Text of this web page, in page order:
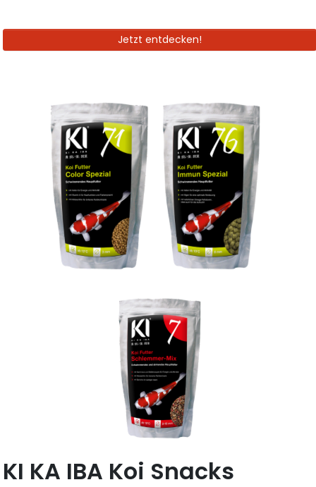
Jetzt entdecken!
KI KA IBA Koi Snacks